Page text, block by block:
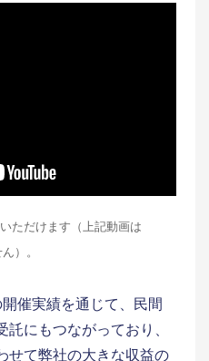
ただけます（上記動画は
）。
催実績を通じて、民間
にもつながっており、
せて弊社の大きな収益の